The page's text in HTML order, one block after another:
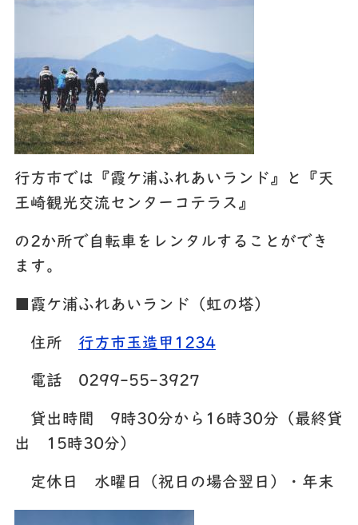
行方市では『霞ケ浦ふれあいランド』と『天
王崎観光交流センターコテラス』
の2か所で自転車をレンタルすることができ
ます。
■霞ケ浦ふれあいランド（虹の塔）
住所 行方市玉造甲1234
電話 0299-55-3927
貸出時間 9時30分から16時30分（最終貸
出 15時30分）
定休日 水曜日（祝日の場合翌日）・年末